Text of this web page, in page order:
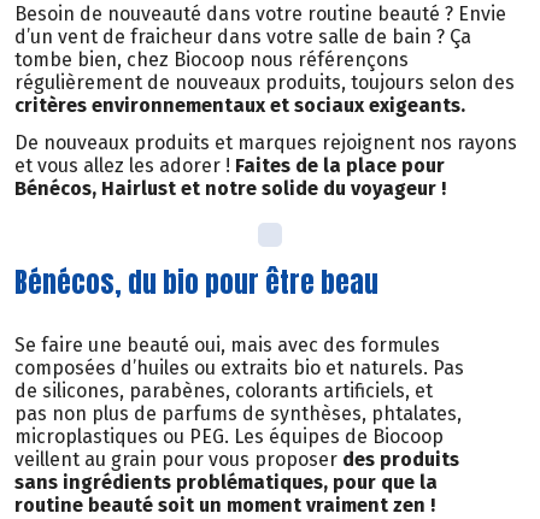
Besoin de nouveauté dans votre routine beauté ? Envie
d’un vent de fraicheur dans votre salle de bain ? Ça
tombe bien, chez Biocoop nous référençons
régulièrement de nouveaux produits, toujours selon des
critères environnementaux et sociaux exigeants.
De nouveaux produits et marques rejoignent nos rayons
et vous allez les adorer ! Faites de la place pour
Bénécos, Hairlust et notre solide du voyageur !
Bénécos, du bio pour être beau
Se faire une beauté oui, mais avec des formules
composées d’huiles ou extraits bio et naturels. Pas
de silicones, parabènes, colorants artificiels, et
pas non plus de parfums de synthèses, phtalates,
microplastiques ou PEG. Les équipes de Biocoop
veillent au grain pour vous proposer des produits
sans ingrédients problématiques, pour que la
routine beauté soit un moment vraiment zen !